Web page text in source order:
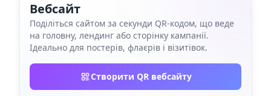
Вебсайт
Поділіться сайтом за секунди QR‑кодом, що веде
на головну, лендинг або сторінку кампанії.
Ідеально для постерів, флаєрів і візитівок.
Створити QR вебсайту